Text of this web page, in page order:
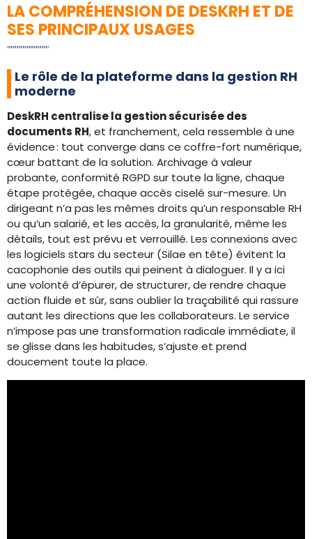
LA COMPRÉHENSION DE DESKRH ET DE
SES PRINCIPAUX USAGES
Le rôle de la plateforme dans la gestion RH
moderne
DeskRH centralise la gestion sécurisée des
documents RH, et franchement, cela ressemble à une
évidence : tout converge dans ce coffre-fort numérique,
cœur battant de la solution. Archivage à valeur
probante, conformité RGPD sur toute la ligne, chaque
étape protégée, chaque accès ciselé sur-mesure. Un
dirigeant n’a pas les mêmes droits qu’un responsable RH
ou qu’un salarié, et les accès, la granularité, même les
détails, tout est prévu et verrouillé. Les connexions avec
les logiciels stars du secteur (Silae en tête) évitent la
cacophonie des outils qui peinent à dialoguer. Il y a ici
une volonté d’épurer, de structurer, de rendre chaque
action fluide et sûr, sans oublier la traçabilité qui rassure
autant les directions que les collaborateurs. Le service
n’impose pas une transformation radicale immédiate, il
se glisse dans les habitudes, s’ajuste et prend
doucement toute la place.